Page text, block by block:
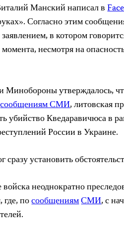
Манский написал в
Согласно этим
в котором
несмотря на
Минобороны утверждалось,
сообщениям СМИ, литовская
убийство Кведаравичюса в
России в Украине.
установить
войска неоднократно
где, посообщениямСМИ, с